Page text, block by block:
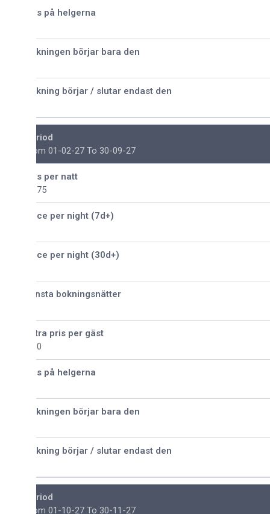
på helgerna
börjar bara den
börjar / slutar endast den
01-02-27 To 30-09-27
per natt
per night (7d+)
per night (30d+)
bokningsnätter
pris per gäst
på helgerna
börjar bara den
börjar / slutar endast den
01-10-27 To 30-11-27